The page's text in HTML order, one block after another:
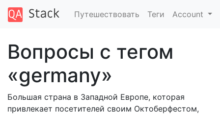
Путешествовать Теги Account
Вопросы с тегом
«germany»
Большая страна в Западной Европе, которая
привлекает посетителей своим Октоберфестом,